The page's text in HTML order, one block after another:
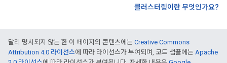
클러스터링이란 무엇인가요?
달리 명시되지 않는 한 이 페이지의 콘텐츠에는 Creative Commons
Attribution 4.0 라이선스에 따라 라이선스가 부여되며, 코드 샘플에는 Apache